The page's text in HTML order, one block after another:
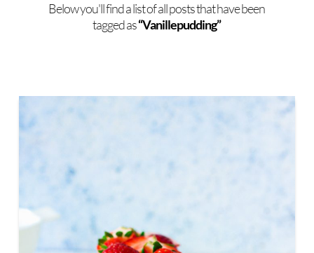
Below you'll find a list of all posts that have been
tagged as“Vanillepudding”